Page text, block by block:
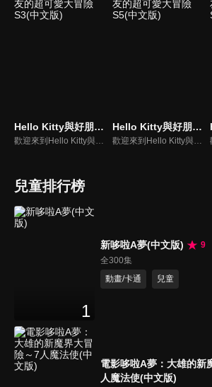
Hello Kitty與好朋友的超可愛大冒險S3(中文版)
歡迎來到Hello Kitty與好朋友的超可愛大冒險!與Hello Kitty, 大眼蛙, 酷企鵝, 美樂蒂, 布丁狗還有酷洛米, 準備和朋友們一起經歷有趣的冒險吧!
Hello Kitty與好朋友的超可愛大冒險S5(中文版)
歡迎來到Hello Kitty與好朋友的超可愛大冒險!與Hello Kitty, 大眼蛙, 酷企鵝, 美樂蒂, 布丁狗還有酷洛米, 準備和朋友們一起經歷有趣的冒險吧!
兒童排行榜
1
新哆啦A夢(中文版)
9
全300集
動畫/卡通
兒童
電影哆啦A夢：大雄的新
人魔法使(中文版)